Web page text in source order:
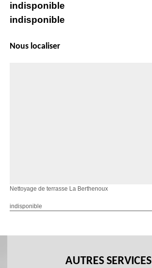
indisponible
indisponible
Nous localiser
Nettoyage de terrasse La Berthenoux
indisponible
AUTRES SERVICES